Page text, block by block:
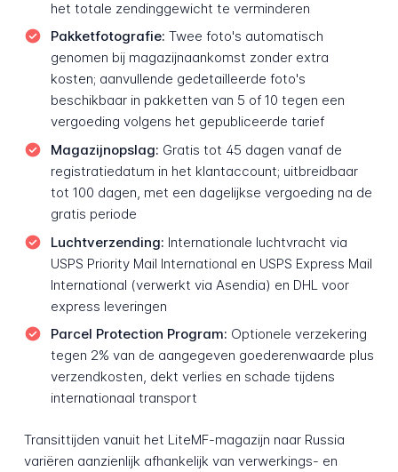
het totale zending­gewicht te verminderen
Pakket­fotografie: Twee foto's automatisch
genomen bij magazijn­aankomst zonder extra
kosten; aanvullende gedetailleerde foto's
beschikbaar in pakketten van 5 of 10 tegen een
vergoeding volgens het gepubliceerde tarief
Magazijn­opslag: Gratis tot 45 dagen vanaf de
registratie­datum in het klantaccount; uitbreidbaar
tot 100 dagen, met een dagelijkse vergoeding na de
gratis periode
Lucht­verzending: Internationale lucht­vracht via
USPS Priority Mail International en USPS Express Mail
International (verwerkt via Asendia) en DHL voor
express leveringen
Parcel Protection Program: Optionele verzekering
tegen 2% van de aangegeven goederen­waarde plus
verzend­kosten, dekt verlies en schade tijdens
internationaal transport
Transit­tijden vanuit het LiteMF-magazijn naar Russia
variëren aanzienlijk afhankelijk van verwerkings- en